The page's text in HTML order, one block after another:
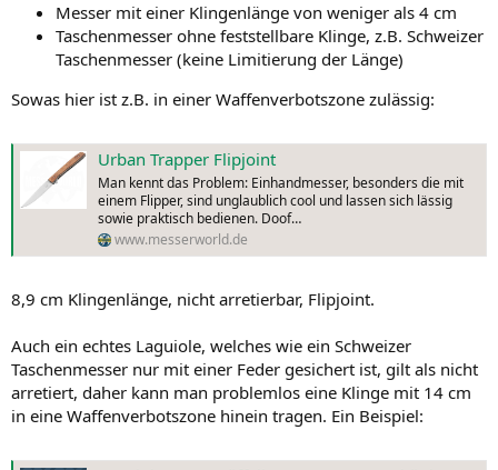
Messer mit einer Klingenlänge von weniger als 4 cm
Taschenmesser ohne feststellbare Klinge, z.B. Schweizer
Taschenmesser (keine Limitierung der Länge)
Sowas hier ist z.B. in einer Waffenverbotszone zulässig:
Urban Trapper Flipjoint
Man kennt das Problem: Einhandmesser, besonders die mit
einem Flipper, sind unglaublich cool und lassen sich lässig
sowie praktisch bedienen. Doof…
www.messerworld.de
8,9 cm Klingenlänge, nicht arretierbar, Flipjoint.
Auch ein echtes Laguiole, welches wie ein Schweizer
Taschenmesser nur mit einer Feder gesichert ist, gilt als nicht
arretiert, daher kann man problemlos eine Klinge mit 14 cm
in eine Waffenverbotszone hinein tragen. Ein Beispiel: